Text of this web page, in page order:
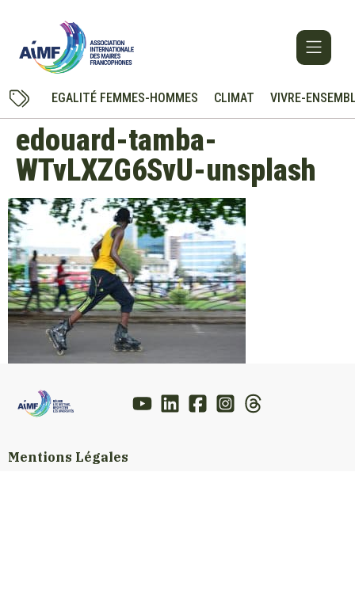
EGALITÉ FEMMES-HOMMES CLIMAT VIVRE-
edouard-tamba-
WTvLXZG6SvU-unsplash
Mentions Légales